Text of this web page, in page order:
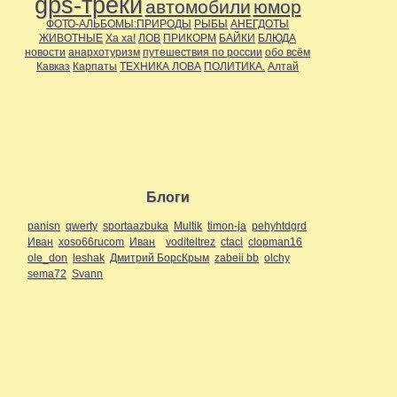
gps-треки автомобили юмор
ФОТО-АЛЬБОМЫ:ПРИРОДЫ РЫБЫ АНЕГДОТЫ
ЖИВОТНЫЕ Ха ха! ЛОВ ПРИКОРМ БАЙКИ БЛЮДА
новости анархотуризм путешествия по россии обо всём
Кавказ Карпаты ТЕХНИКА ЛОВА ПОЛИТИКА. Алтай
Блоги
panisn qwerty sportaazbuka Multik timon-ja pehyhtdgrd
Иван xoso66rucom Иван voditeltrez ctaci clopman16
ole_don leshak Дмитрий БорсКрым zabeii bb olchy
sema72 Svann